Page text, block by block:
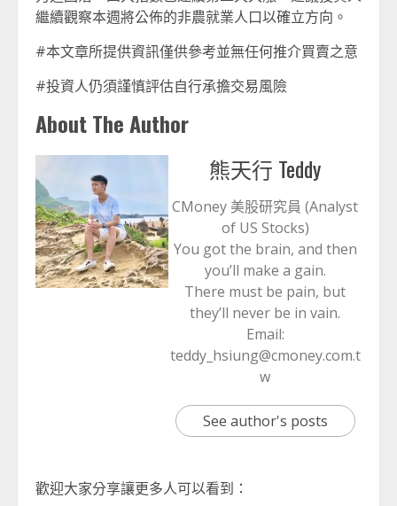
繼續觀察本週將公佈的非農就業人口以確立方向。
#本文章所提供資訊僅供參考並無任何推介買賣之意
#投資人仍須謹慎評估自行承擔交易風險
About The Author
熊天行 Teddy
CMoney 美股研究員 (Analyst
of US Stocks)
You got the brain, and then
you’ll make a gain.
There must be pain, but
they’ll never be in vain.
Email:
teddy_hsiung@cmoney.com.t
w
See author's posts
歡迎大家分享讓更多人可以看到：